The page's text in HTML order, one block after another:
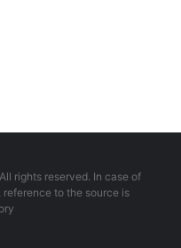
rights reserved. In case of
to the source is